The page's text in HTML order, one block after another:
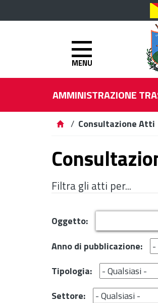
MENU
AMMINISTRAZIONE
/ Consultazione Atti
Filtra gli atti per...
Oggetto:
Anno di pubblicazione:
Tipologia:
Settore: